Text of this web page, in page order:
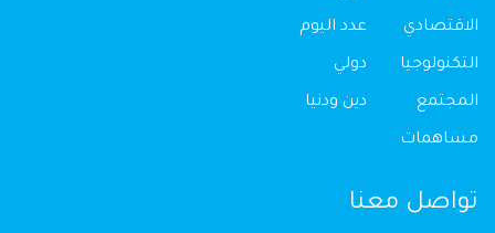
الاقتصادي
التكنولوجيا
المجتمع
مساهمات
عدد اليوم
دولي
دين ودنيا
تواصل معنا